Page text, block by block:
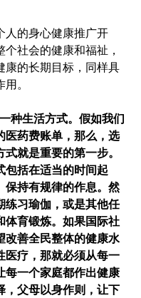
人的身心健康推广开
社会的健康和福祉，
康的长期目标，同样具
。
种生活方式。假如我们
医药费账单，那么，选
就是重要的第一步。
包括在适当的时间起
保持有规律的作息。然
练习瑜伽，或是其他任
体育锻炼。如果国际社
改善全民整体的健康水
医疗，那就必须从每一
每一个家庭都作出健康
，父母以身作则，让下